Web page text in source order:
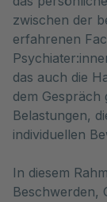
zwischen der
erfahrenen
das auch die
dem Gespräch
Belastungen,
individuellen
In diesem
Beschwerden,